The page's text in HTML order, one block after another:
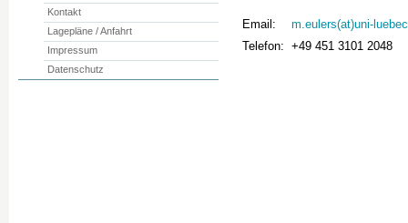
Email:
m.eulers(at)uni-
Telefon: +49 451 3101 2048
Kontakt
Lagepläne / Anfahrt
Impressum
Datenschutz